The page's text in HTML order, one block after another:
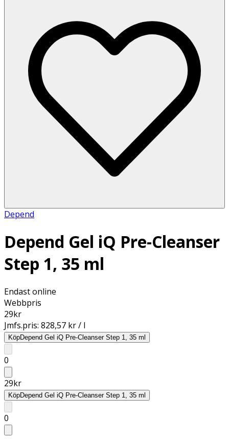
Depend
Depend Gel iQ Pre-Cleanser
Step 1, 35 ml
Endast online
Webbpris
29kr
Jmfs.pris: 828,57 kr / l
KöpDepend Gel iQ Pre-Cleanser Step 1, 35 ml
0
29kr
KöpDepend Gel iQ Pre-Cleanser Step 1, 35 ml
0